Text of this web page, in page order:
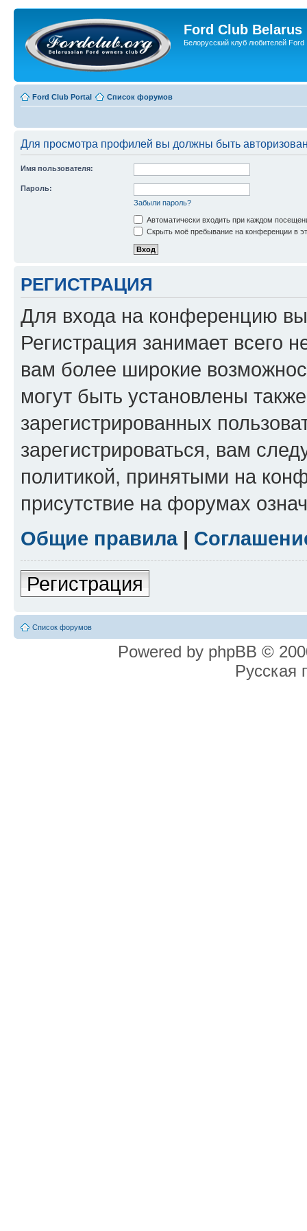
Ford Club Belarus
Белорусский клуб любителей Ford
Ford Club Portal Список форумов
Для просмотра профилей вы должны быть
Имя пользователя:
Пароль:
Забыли пароль?
Автоматически входить при каждом
Скрыть моё пребывание на конференции в
РЕГИСТРАЦИЯ
Для входа на конференцию
Регистрация занимает всего
вам более широкие
могут быть установлены
зарегистрированных
зарегистрироваться, вам
политикой, принятыми на
присутствие на форумах
Общие правила|
Регистрация
Список форумов
Powered by phpBB ©
Русская